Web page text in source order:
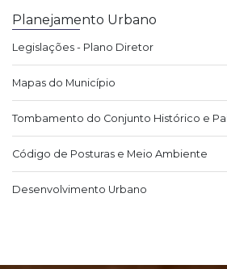
Planejamento Urbano
Legislações - Plano Diretor
Mapas do Município
Tombamento do Conjunto Histórico e
Código de Posturas e Meio Ambiente
Desenvolvimento Urbano